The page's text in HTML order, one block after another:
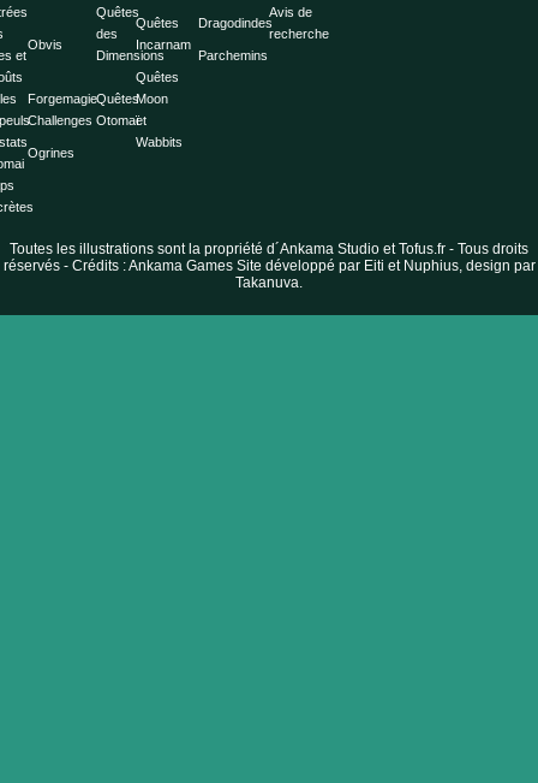
Forgemagie
Challenges
Ogrines
et
Obvis
Quêtes
des
Dimensions
Quêtes
Incarnam
Quêtes
Otomaï
Quêtes
Moon
et
Wabbits
Dragodindes
Avis de
recherche
Parchemins
Toutes les illustrations sont la propriété d´Ankama Studio et Tofus.fr - Tous droits
réservés - Crédits : Ankama Games Site développé par Eiti et Nuphius, design par
Takanuva.